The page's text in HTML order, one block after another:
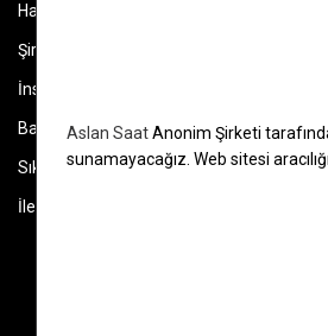
Hakkımızda
Şirket & Banka Bilgileri
İnsan Kaynakları
Bayi Listesi
Sıkça Sorulan Sorular
İletişim
Aslan SaatAnonim Şirketi
sunamayacağız. Web sitesi